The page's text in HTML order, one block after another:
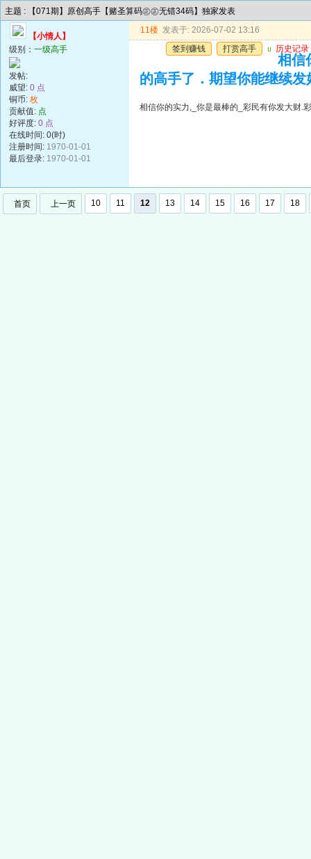
主题 : 【071期】原创高手【赌圣算码㊣㊣无错34码】独家发表
【小情人】
级别： 一级高手
发帖:
威望: 0 点
铜币: 枚
贡献值: 点
好评度: 0 点
在线时间: 0(时)
注册时间: 1970-01-01
最后登录: 1970-01-01
11楼 发表于: 2026-07-02 13:16
签到赚钱
打赏高手 u 历史记录
相信
的高手了．期望你能继续发
相信你的实力,_你是最棒的_彩民有你发大财.
首页 上一页 10 11 12 13 14 15 16 17 18